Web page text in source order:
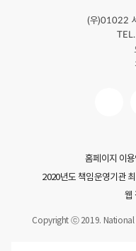
(우)01022
홈페이지 이용
2020년도 책임운영기관
웹
Copyright ⓒ 2019. National